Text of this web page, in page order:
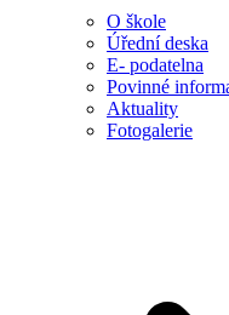
O škole
Úřední deska
E- podatelna
Povinné
Aktuality
Fotogalerie